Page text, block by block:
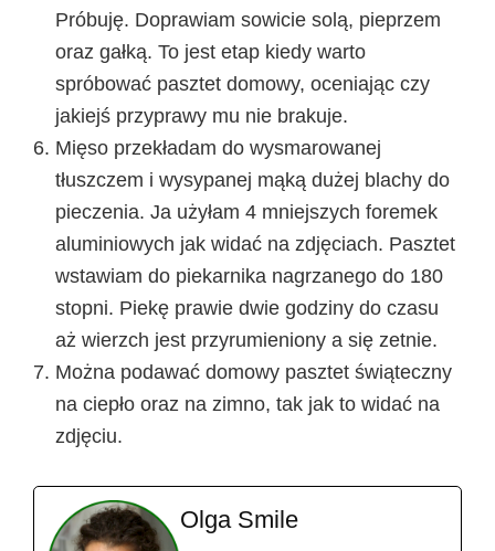
Próbuję. Doprawiam sowicie solą, pieprzem
oraz gałką. To jest etap kiedy warto
spróbować pasztet domowy, oceniając czy
jakiejś przyprawy mu nie brakuje.
Mięso przekładam do wysmarowanej
tłuszczem i wysypanej mąką dużej blachy do
pieczenia. Ja użyłam 4 mniejszych foremek
aluminiowych jak widać na zdjęciach. Pasztet
wstawiam do piekarnika nagrzanego do 180
stopni. Piekę prawie dwie godziny do czasu
aż wierzch jest przyrumieniony a się zetnie.
Można podawać domowy pasztet świąteczny
na ciepło oraz na zimno, tak jak to widać na
zdjęciu.
Olga Smile